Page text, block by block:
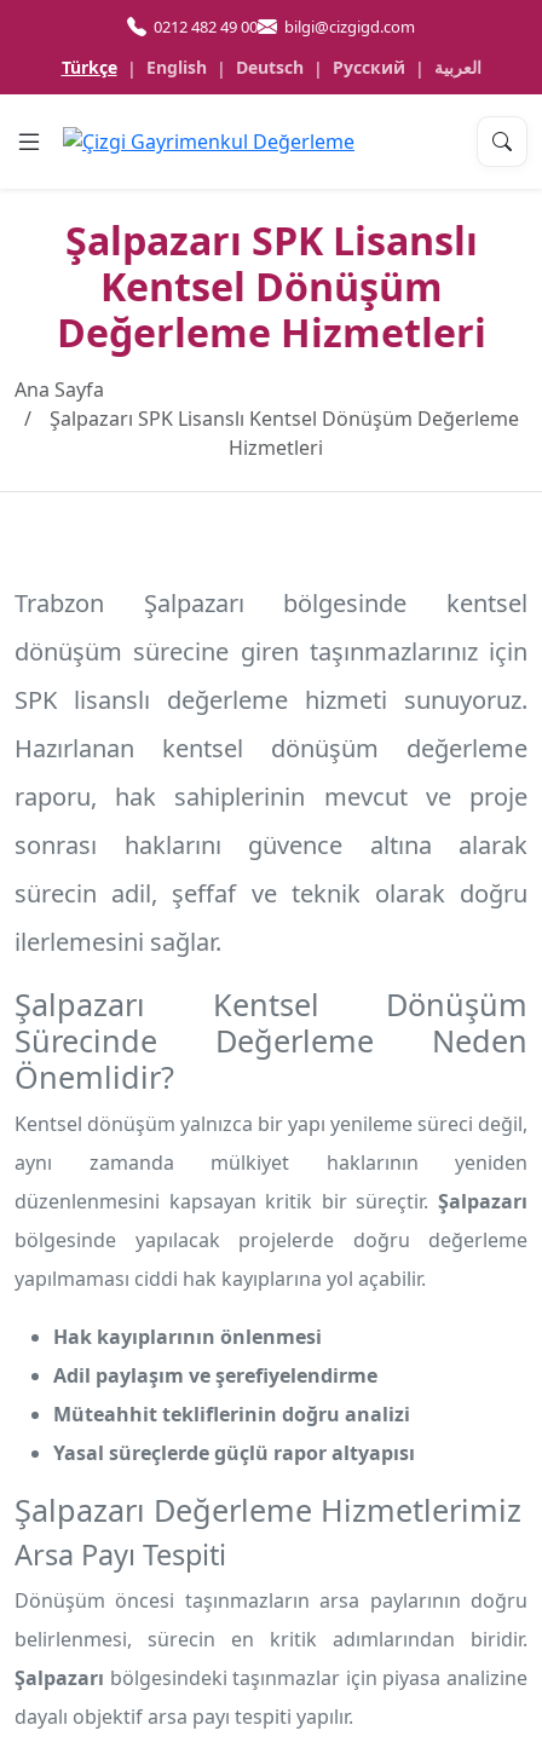
0212 482 49 00 bilgi@cizgigd.com
Türkçe | English | Deutsch | Русский | العربية
Şalpazarı SPK Lisanslı
Kentsel Dönüşüm
Değerleme Hizmetleri
Ana Sayfa
Şalpazarı SPK Lisanslı Kentsel Dönüşüm Değerleme
Hizmetleri
Trabzon Şalpazarı bölgesinde kentsel
dönüşüm sürecine giren taşınmazlarınız için
SPK lisanslı değerleme hizmeti sunuyoruz.
Hazırlanan kentsel dönüşüm değerleme
raporu, hak sahiplerinin mevcut ve proje
sonrası haklarını güvence altına alarak
sürecin adil, şeffaf ve teknik olarak doğru
ilerlemesini sağlar.
Şalpazarı Kentsel Dönüşüm
Sürecinde Değerleme Neden
Önemlidir?
Kentsel dönüşüm yalnızca bir yapı yenileme süreci değil,
aynı zamanda mülkiyet haklarının yeniden
düzenlenmesini kapsayan kritik bir süreçtir. Şalpazarı
bölgesinde yapılacak projelerde doğru değerleme
yapılmaması ciddi hak kayıplarına yol açabilir.
Hak kayıplarının önlenmesi
Adil paylaşım ve şerefiyelendirme
Müteahhit tekliflerinin doğru analizi
Yasal süreçlerde güçlü rapor altyapısı
Şalpazarı Değerleme Hizmetlerimiz
Arsa Payı Tespiti
Dönüşüm öncesi taşınmazların arsa paylarının doğru
belirlenmesi, sürecin en kritik adımlarından biridir.
Şalpazarı bölgesindeki taşınmazlar için piyasa analizine
dayalı objektif arsa payı tespiti yapılır.